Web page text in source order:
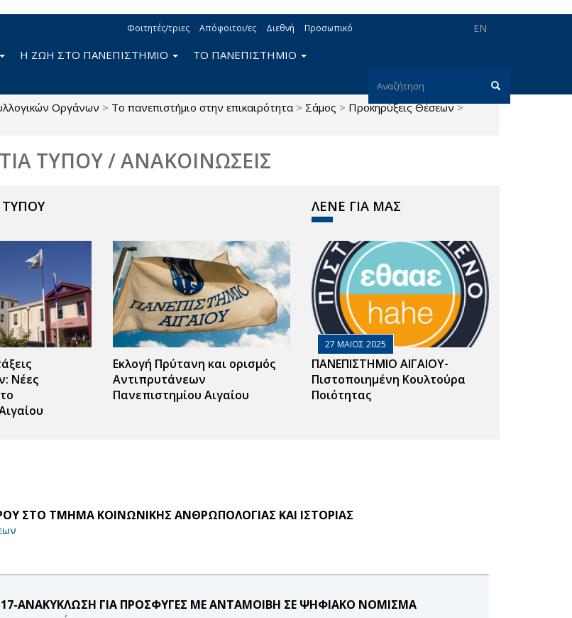
EN
Φοιτητές/τριες Απόφοιτοι/ες Διεθνή Προσωπικό
Φόρμα
αναζήτησης
Αναζήτηση
Η ΖΩΗ ΣΤΟ ΠΑΝΕΠΙΣΤΗΜΙΟ ΤΟ ΠΑΝΕΠΙΣΤΗΜΙΟ
Οργάνων > Το πανεπιστήμιο στην επικαιρότητα > Σάμος > Προκηρύξεις Θέσεων >
ΤΥΠΟΥ / ΑΝΑΚΟΙΝΩΣΕΙΣ
ΤΥΠΟΥ
Νέες
Εκλογή Πρύτανη και ορισμός
Αντιπρυτάνεων
Πανεπιστημίου Αιγαίου
ΛΕΝΕ ΓΙΑ ΜΑΣ
27 ΜΑΙΟΣ 2025
ΠΑΝΕΠΙΣΤΗΜΙΟ ΑΙΓΑΙΟΥ-
Πιστοποιημένη Κουλτούρα
Ποιότητας
ΣΤΟ ΤΜΗΜΑ ΚΟΙΝΩΝΙΚΗΣ ΑΝΘΡΩΠΟΛΟΓΙΑΣ ΚΑΙ ΙΣΤΟΡΙΑΣ
17-ΑΝΑΚΥΚΛΩΣΗ ΓΙΑ ΠΡΟΣΦΥΓΕΣ ΜΕ ΑΝΤΑΜΟΙΒΗ ΣΕ ΨΗΦΙΑΚΟ ΝΟΜΙΣΜΑ